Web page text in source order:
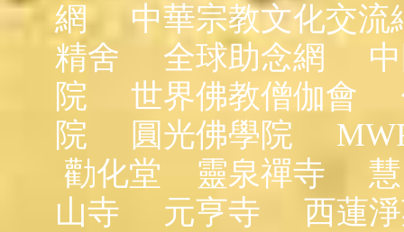
網
中華宗教文化交流
精舍
全球助念網
院
世界佛教僧伽會
院
圓光佛學院
勸化堂
靈泉禪寺
山寺
元亨寺
西蓮